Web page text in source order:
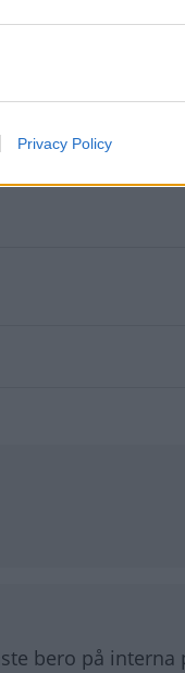
Privacy Policy
bero på interna